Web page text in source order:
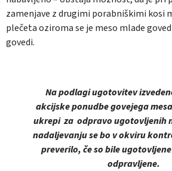
zamenjave z drugimi porabniškimi kosi
plečeta oziroma se je meso mlade
govedi.
Na podlagi ugotovitev
akcijske ponudbe govejega
ukrepi za odpravo ugotovljenih
nadaljevanju se bo v okviru
preverilo, če so bile
odpravljene.